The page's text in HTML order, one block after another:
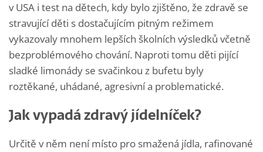
v USA i test na dětech, kdy bylo zjištěno, že zdravě se
stravující děti s dostačujícím pitným režimem
vykazovaly mnohem lepších školních výsledků včetně
bezproblémového chování. Naproti tomu děti pijící
sladké limonády se svačinkou z bufetu byly
roztěkané, uhádané, agresivní a problematické.
Jak vypadá zdravý jídelníček?
Určitě v něm není místo pro smažená jídla, rafinované